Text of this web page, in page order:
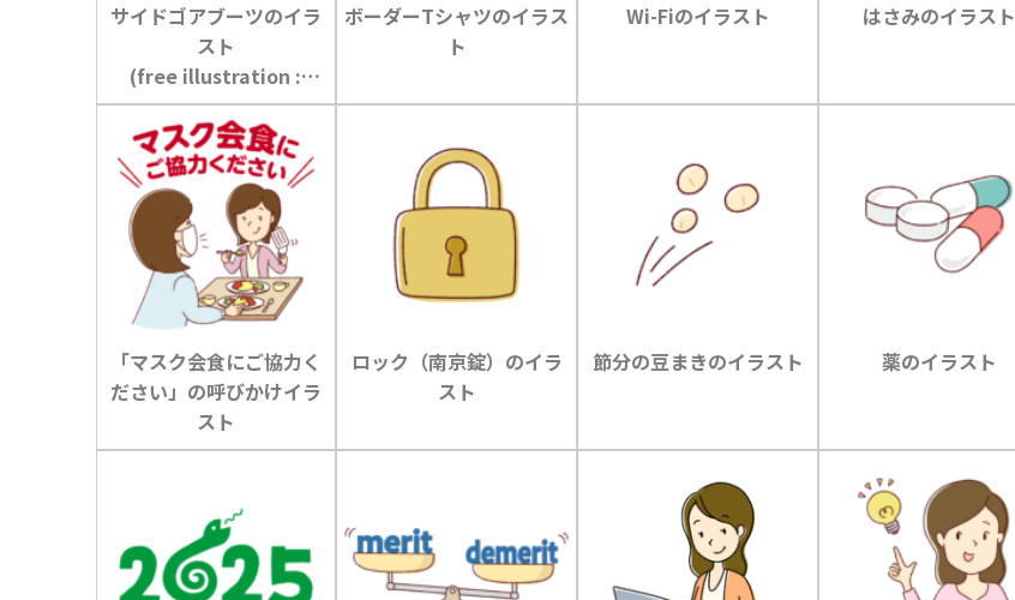
サイドゴアブーツのイラ
スト
(free illustration :
sidegore boots)
ボーダーTシャツのイラス
ト
Wi-Fiのイラスト はさみのイラスト
「マスク会食にご協力く
ださい」の呼びかけイラ
スト
ロック（南京錠）のイラ
スト
節分の豆まきのイラスト 薬のイラスト